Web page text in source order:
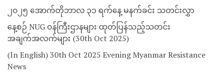
၂၀၂၅ အောက်တိုဘာလ ၃၁ ရက်နေ့ မနက်ခင်း သတင်းလွှာ
နေ့စဉ် NUG ဝန်ကြီးဌာနများ ထုတ်ပြန်သည့်သတင်း
အချက်အလက်များ (30th Oct 2025)
(In English) 30th Oct 2025 Evening Myanmar Resistance
News